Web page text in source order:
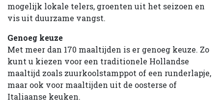
mogelijk lokale telers, groenten uit het seizoen en
vis uit duurzame vangst.
Genoeg keuze
Met meer dan 170 maaltijden is er genoeg keuze. Zo
kunt u kiezen voor een traditionele Hollandse
maaltijd zoals zuurkoolstamppot of een runderlapje,
maar ook voor maaltijden uit de oosterse of
Italiaanse keuken.